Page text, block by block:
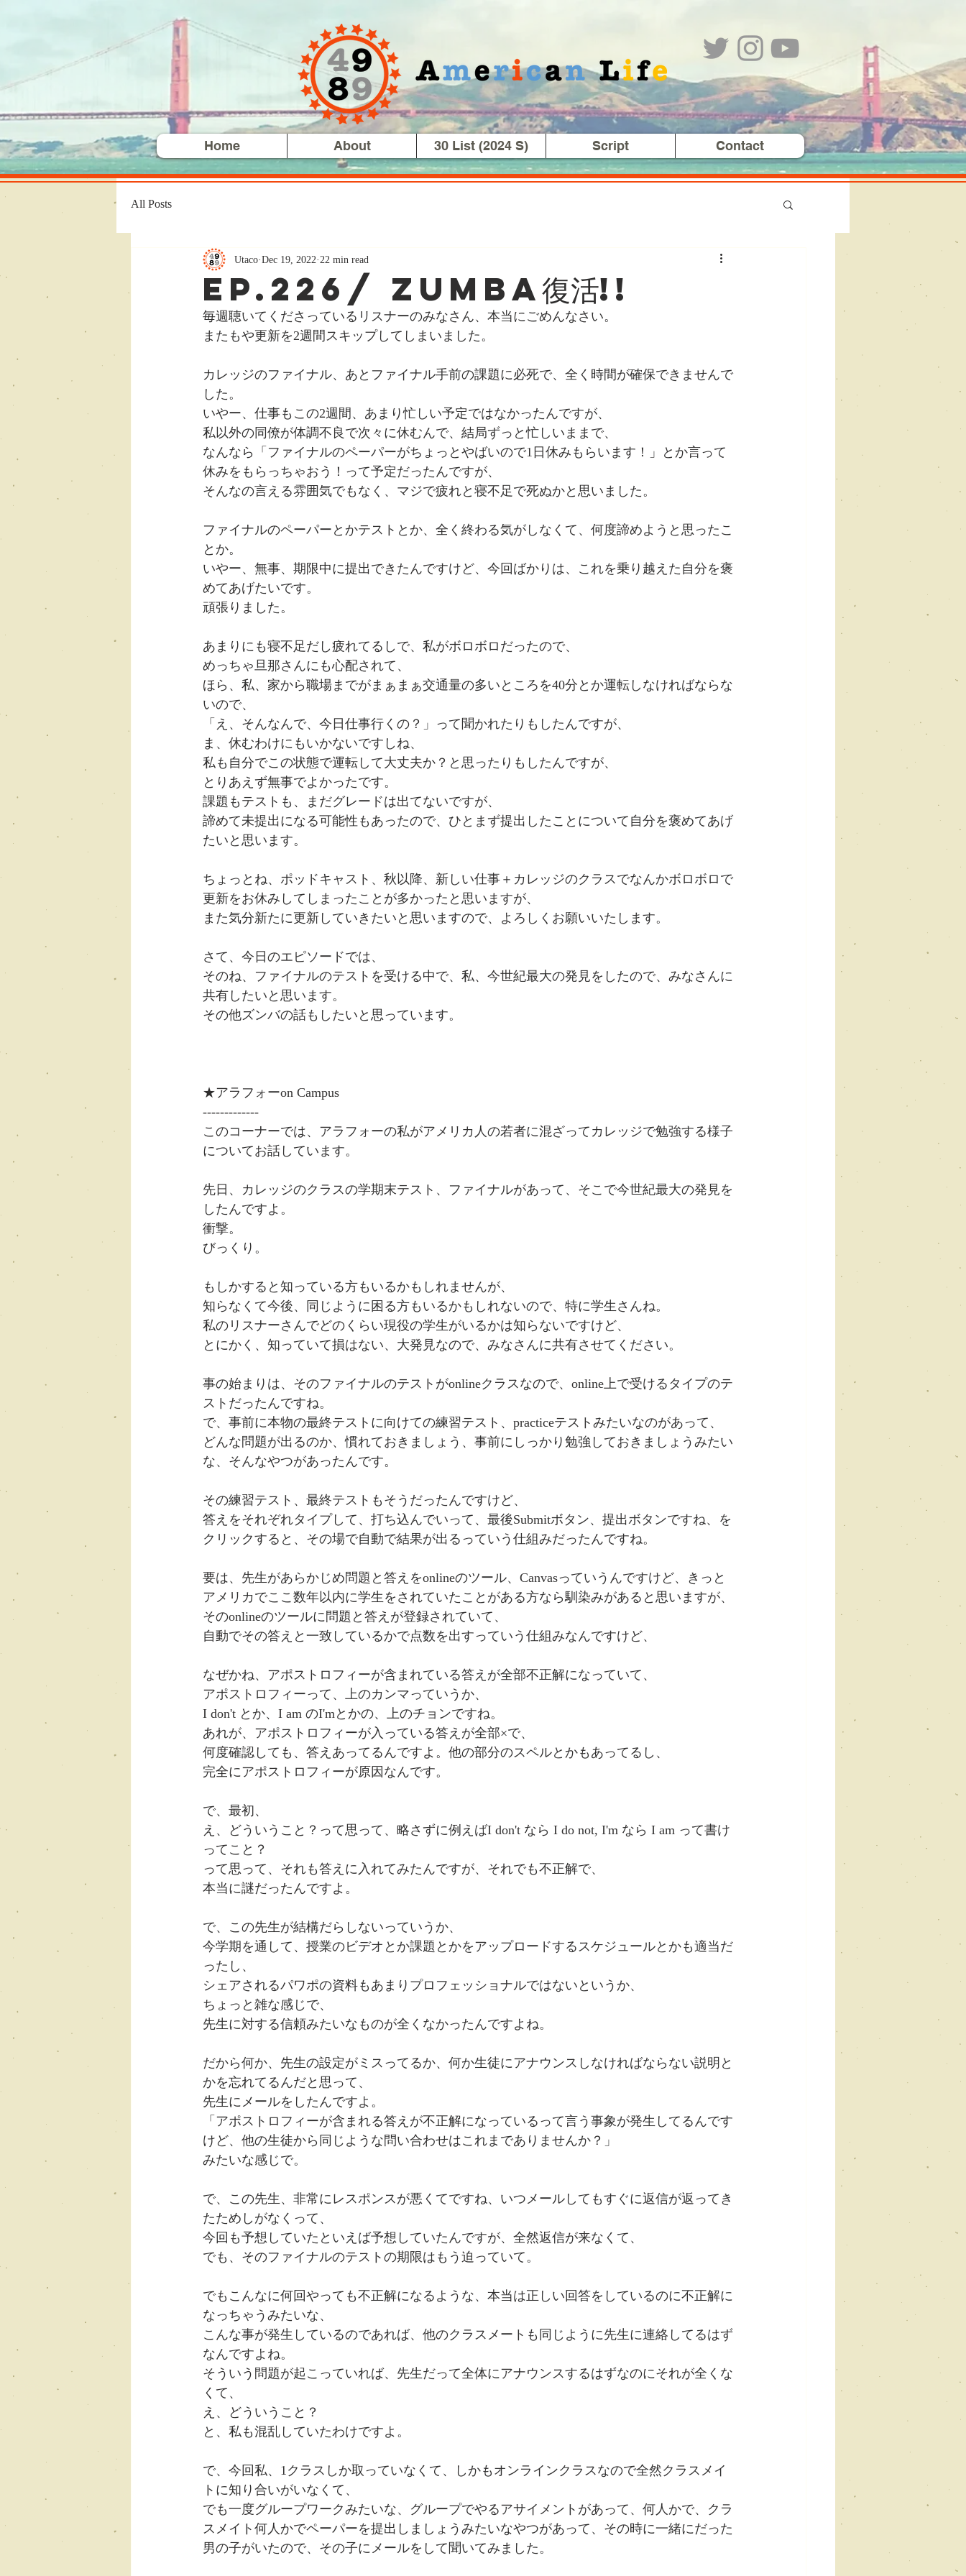
Home About 30 List (2024 S) Script Contact
All Posts
ep.226/ Zumba復活!!
Utaco Dec 19, 2022 22 min read
毎週聴いてくださっているリスナーのみなさん、本当にごめんなさい。
またもや更新を2週間スキップしてしまいました。
カレッジのファイナル、あとファイナル手前の課題に必死で、全く時間が確保できませんで
した。
いやー、仕事もこの2週間、あまり忙しい予定ではなかったんですが、
私以外の同僚が体調不良で次々に休むんで、結局ずっと忙しいままで、
なんなら「ファイナルのペーパーがちょっとやばいので1日休みもらいます！」とか言って
休みをもらっちゃおう！って予定だったんですが、
そんなの言える雰囲気でもなく、マジで疲れと寝不足で死ぬかと思いました。
ファイナルのペーパーとかテストとか、全く終わる気がしなくて、何度諦めようと思ったこ
とか。
いやー、無事、期限中に提出できたんですけど、今回ばかりは、これを乗り越えた自分を褒
めてあげたいです。
頑張りました。
あまりにも寝不足だし疲れてるしで、私がボロボロだったので、
めっちゃ旦那さんにも心配されて、
ほら、私、家から職場までがまぁまぁ交通量の多いところを40分とか運転しなければならな
いので、
「え、そんなんで、今日仕事行くの？」って聞かれたりもしたんですが、
ま、休むわけにもいかないですしね、
私も自分でこの状態で運転して大丈夫か？と思ったりもしたんですが、
とりあえず無事でよかったです。
課題もテストも、まだグレードは出てないですが、
諦めて未提出になる可能性もあったので、ひとまず提出したことについて自分を褒めてあげ
たいと思います。
ちょっとね、ポッドキャスト、秋以降、新しい仕事＋カレッジのクラスでなんかボロボロで
更新をお休みしてしまったことが多かったと思いますが、
また気分新たに更新していきたいと思いますので、よろしくお願いいたします。
さて、今日のエピソードでは、
そのね、ファイナルのテストを受ける中で、私、今世紀最大の発見をしたので、みなさんに
共有したいと思います。
その他ズンバの話もしたいと思っています。
★アラフォーon Campus
-------------
このコーナーでは、アラフォーの私がアメリカ人の若者に混ざってカレッジで勉強する様子
についてお話しています。
先日、カレッジのクラスの学期末テスト、ファイナルがあって、そこで今世紀最大の発見を
したんですよ。
衝撃。
びっくり。
もしかすると知っている方もいるかもしれませんが、
知らなくて今後、同じように困る方もいるかもしれないので、特に学生さんね。
私のリスナーさんでどのくらい現役の学生がいるかは知らないですけど、
とにかく、知っていて損はない、大発見なので、みなさんに共有させてください。
事の始まりは、そのファイナルのテストがonlineクラスなので、online上で受けるタイプのテ
ストだったんですね。
で、事前に本物の最終テストに向けての練習テスト、practiceテストみたいなのがあって、
どんな問題が出るのか、慣れておきましょう、事前にしっかり勉強しておきましょうみたい
な、そんなやつがあったんです。
その練習テスト、最終テストもそうだったんですけど、
答えをそれぞれタイプして、打ち込んでいって、最後Submitボタン、提出ボタンですね、を
クリックすると、その場で自動で結果が出るっていう仕組みだったんですね。
要は、先生があらかじめ問題と答えをonlineのツール、Canvasっていうんですけど、きっと
アメリカでここ数年以内に学生をされていたことがある方なら馴染みがあると思いますが、
そのonlineのツールに問題と答えが登録されていて、
自動でその答えと一致しているかで点数を出すっていう仕組みなんですけど、
なぜかね、アポストロフィーが含まれている答えが全部不正解になっていて、
アポストロフィーって、上のカンマっていうか、
I don't とか、I am のI'mとかの、上のチョンですね。
あれが、アポストロフィーが入っている答えが全部×で、
何度確認しても、答えあってるんですよ。他の部分のスペルとかもあってるし、
完全にアポストロフィーが原因なんです。
で、最初、
え、どういうこと？って思って、略さずに例えばI don't なら I do not, I'm なら I am って書け
ってこと？
って思って、それも答えに入れてみたんですが、それでも不正解で、
本当に謎だったんですよ。
で、この先生が結構だらしないっていうか、
今学期を通して、授業のビデオとか課題とかをアップロードするスケジュールとかも適当だ
ったし、
シェアされるパワポの資料もあまりプロフェッショナルではないというか、
ちょっと雑な感じで、
先生に対する信頼みたいなものが全くなかったんですよね。
だから何か、先生の設定がミスってるか、何か生徒にアナウンスしなければならない説明と
かを忘れてるんだと思って、
先生にメールをしたんですよ。
「アポストロフィーが含まれる答えが不正解になっているって言う事象が発生してるんです
けど、他の生徒から同じような問い合わせはこれまでありませんか？」
みたいな感じで。
で、この先生、非常にレスポンスが悪くてですね、いつメールしてもすぐに返信が返ってき
たためしがなくって、
今回も予想していたといえば予想していたんですが、全然返信が来なくて、
でも、そのファイナルのテストの期限はもう迫っていて。
でもこんなに何回やっても不正解になるような、本当は正しい回答をしているのに不正解に
なっちゃうみたいな、
こんな事が発生しているのであれば、他のクラスメートも同じように先生に連絡してるはず
なんですよね。
そういう問題が起こっていれば、先生だって全体にアナウンスするはずなのにそれが全くな
くて、
え、どういうこと？
と、私も混乱していたわけですよ。
で、今回私、1クラスしか取っていなくて、しかもオンラインクラスなので全然クラスメイ
トに知り合いがいなくて、
でも一度グループワークみたいな、グループでやるアサイメントがあって、何人かで、クラ
スメイト何人かでペーパーを提出しましょうみたいなやつがあって、その時に一緒にだった
男の子がいたので、その子にメールをして聞いてみました。